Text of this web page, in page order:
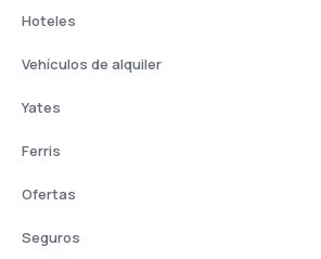
Hoteles
Vehículos de alquiler
Yates
Ferris
Ofertas
Seguros